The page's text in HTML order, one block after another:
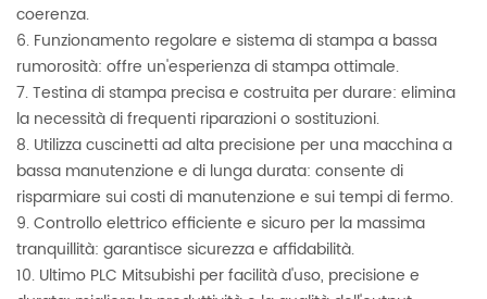
coerenza.
6. Funzionamento regolare e sistema di stampa a bassa
rumorosità: offre un'esperienza di stampa ottimale.
7. Testina di stampa precisa e costruita per durare: elimina
la necessità di frequenti riparazioni o sostituzioni.
8. Utilizza cuscinetti ad alta precisione per una macchina a
bassa manutenzione e di lunga durata: consente di
risparmiare sui costi di manutenzione e sui tempi di fermo.
9. Controllo elettrico efficiente e sicuro per la massima
tranquillità: garantisce sicurezza e affidabilità.
10. Ultimo PLC Mitsubishi per facilità d'uso, precisione e